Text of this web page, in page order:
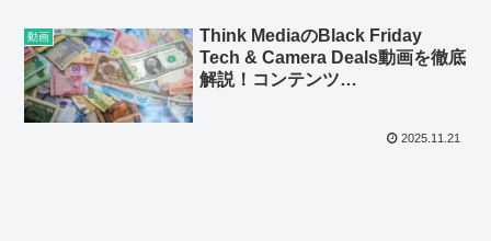
動画
Think MediaのBlack Friday
Tech & Camera Deals動画を徹底
解説！コンテンツ…
2025.11.21